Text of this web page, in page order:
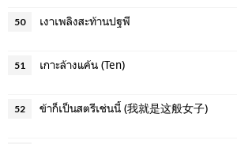
50 เงาเพลิงสะท้านปฐพี
51 เกาะล้างแค้น (Ten)
52 ข้าก็เป็นสตรีเช่นนี้ (我就是这般女子)